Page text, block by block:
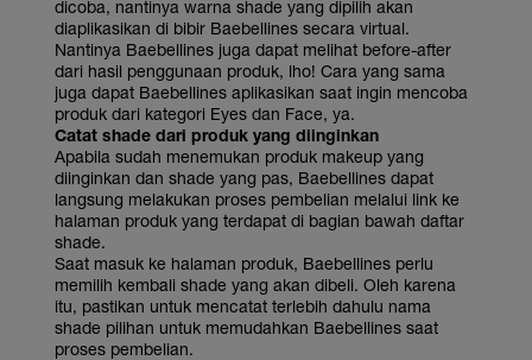
dicoba, nantinya warna shade yang dipilih akan
diaplikasikan di bibir Baebellines secara virtual.
Nantinya Baebellines juga dapat melihat before-after
dari hasil penggunaan produk, lho! Cara yang sama
juga dapat Baebellines aplikasikan saat ingin mencoba
produk dari kategori Eyes dan Face, ya.
Catat shade dari produk yang diinginkan
Apabila sudah menemukan produk makeup yang
diinginkan dan shade yang pas, Baebellines dapat
langsung melakukan proses pembelian melalui link ke
halaman produk yang terdapat di bagian bawah daftar
shade.
Saat masuk ke halaman produk, Baebellines perlu
memilih kembali shade yang akan dibeli. Oleh karena
itu, pastikan untuk mencatat terlebih dahulu nama
shade pilihan untuk memudahkan Baebellines saat
proses pembelian.